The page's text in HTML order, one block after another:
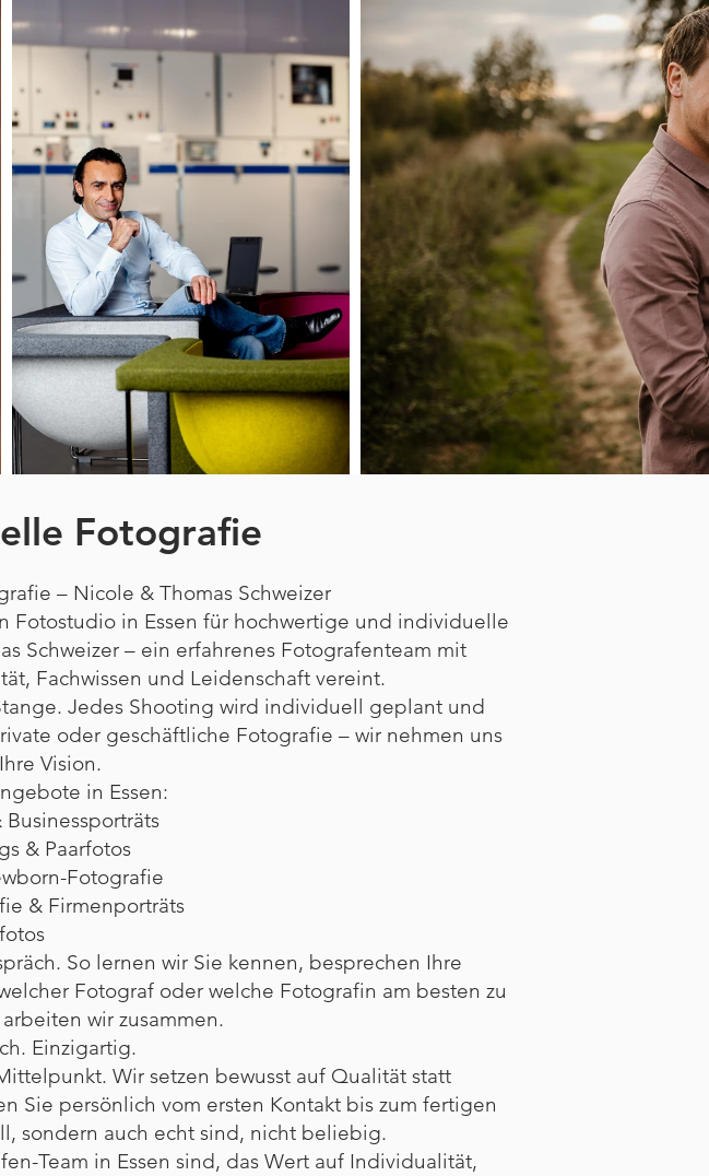
Fotografie
– Nicole & Thomas Schweizer
Fotostudio in Essen für hochwertige und individuelle
Schweizer – ein erfahrenes Fotografenteam mit
Fachwissen und Leidenschaft vereint.
Jedes Shooting wird individuell geplant und
oder geschäftliche Fotografie – wir nehmen uns
Vision.
in Essen:
& Paarfotos
Fotografie
& Firmenporträts
So lernen wir Sie kennen, besprechen Ihre
Fotograf oder welche Fotografin am besten zu
wir zusammen.
Einzigartig.
Wir setzen bewusst auf Qualität statt
Sie persönlich vom ersten Kontakt bis zum fertigen
sondern auch echt sind, nicht beliebig.
Team in Essen sind, das Wert auf Individualität,